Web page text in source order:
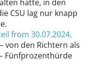
hatte, in den
CSU lag nur knapp
from 30.07.2024,
von den Richtern als
Fünfprozenthürde